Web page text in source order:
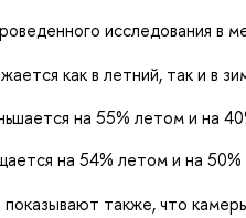
исследования в
как в летний, так и в
на 55% летом и на
на 54% летом и на 50%
показывают также, что